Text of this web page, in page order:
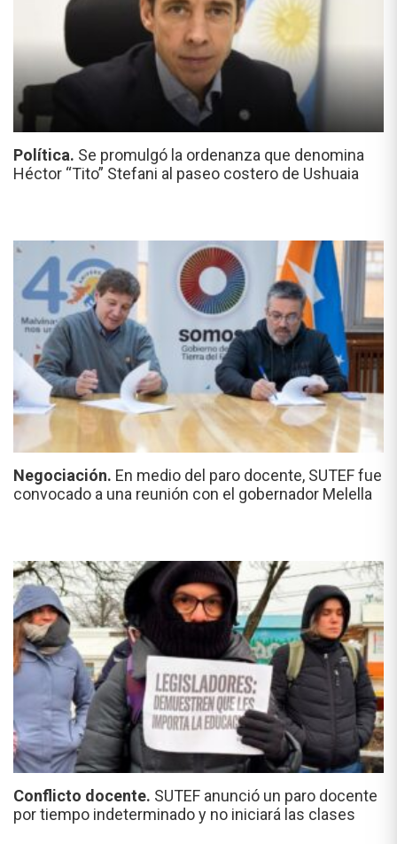
Política. Se promulgó la ordenanza que denomina
Héctor “Tito” Stefani al paseo costero de Ushuaia
Negociación. En medio del paro docente, SUTEF fue
convocado a una reunión con el gobernador Melella
Conflicto docente. SUTEF anunció un paro docente
por tiempo indeterminado y no iniciará las clases